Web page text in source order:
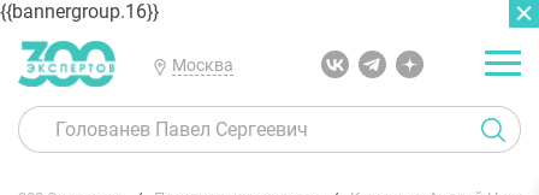
{{bannergroup.16}}
Москва
ГЛАВНАЯ ОТЗЫВЫ